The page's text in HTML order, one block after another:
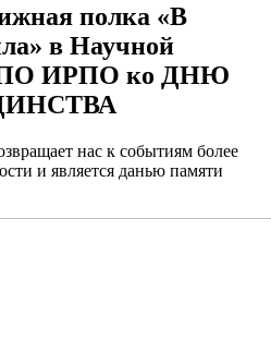
полка «В
в Научной
ИРПО ко ДНЮ
нас к событиям более
и является данью памяти